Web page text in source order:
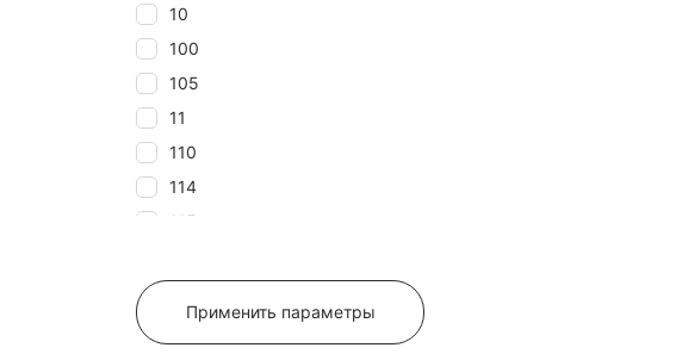
10
100
105
11
110
114
115
125
Применить параметры